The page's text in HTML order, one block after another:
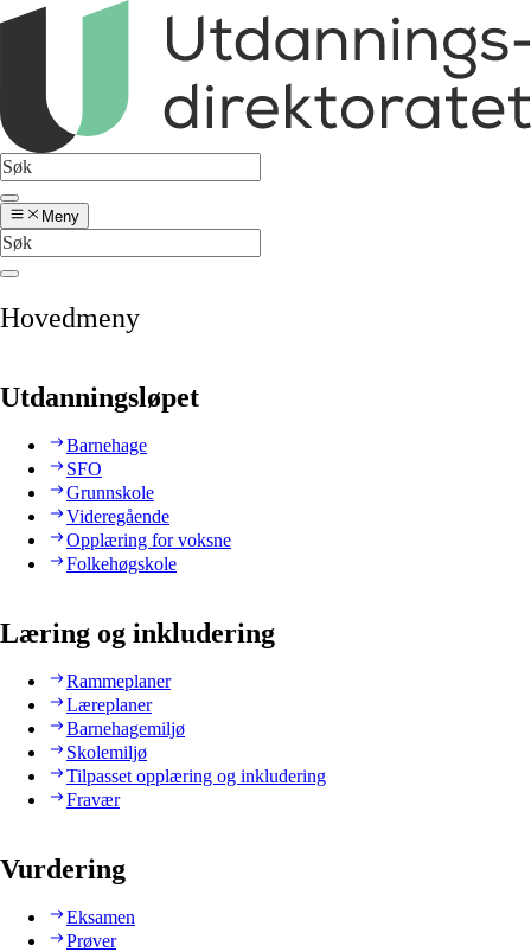
Meny
Hovedmeny
Utdanningsløpet
Barnehage
SFO
Grunnskole
Videregående
Opplæring for voksne
Folkehøgskole
Læring og inkludering
Rammeplaner
Læreplaner
Barnehagemiljø
Skolemiljø
Tilpasset opplæring og inkludering
Fravær
Vurdering
Eksamen
Prøver